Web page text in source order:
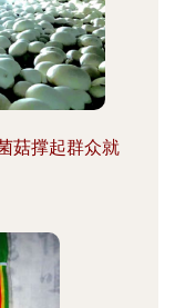
菇撑起群众就